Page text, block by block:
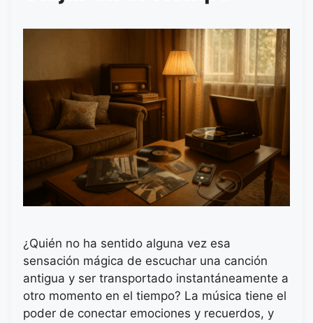
¿Quién no ha sentido alguna vez esa
sensación mágica de escuchar una canción
antigua y ser transportado instantáneamente a
otro momento en el tiempo? La música tiene el
poder de conectar emociones y recuerdos, y